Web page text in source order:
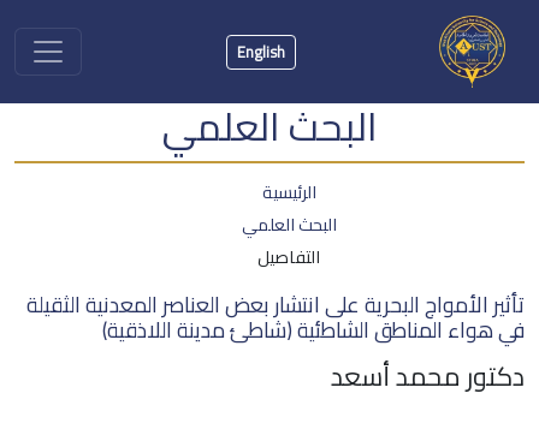
English
البحث العلمي
الرئيسية
البحث العلمي
التفاصيل
تأثير الأمواج البحرية على انتشار بعض العناصر المعدنية الثقيلة
في هواء المناطق الشاطئية (شاطئ مدينة اللاذقية)
دكتور محمد أسعد